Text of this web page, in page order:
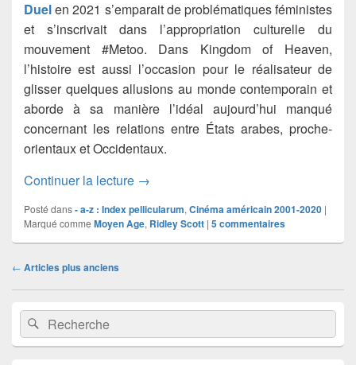
Duelen 2021 s’emparait de problématiques féministes
et s’inscrivait dans l’appropriation culturelle du
mouvement #Metoo. Dans Kingdom of Heaven,
l’histoire est aussi l’occasion pour le réalisateur de
glisser quelques allusions au monde contemporain et
aborde à sa manière l’idéal aujourd’hui manqué
concernant les relations entre États arabes, proche-
orientaux et Occidentaux.
Continuer la lecture Kingdom of Heaven
→
Posté dans- a-z : Index pellicularum, Cinéma américain 2001-2020 |
Marqué comme Moyen Age, Ridley Scott | 5commentaires
Navigation
articles
← Articles plus anciens
Zone
principale
de
widget
Recherche :Rechercher